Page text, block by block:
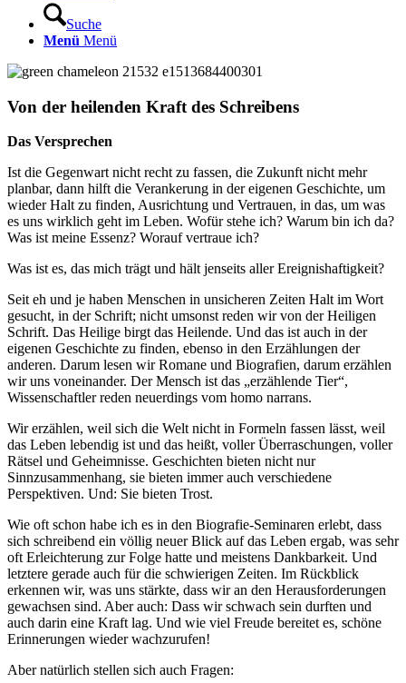
Suche
Menü Menü
Von der heilenden Kraft des Schreibens
Das Versprechen
Ist die Gegenwart nicht recht zu fassen, die Zukunft nicht mehr
planbar, dann hilft die Verankerung in der eigenen Geschichte, um
wieder Halt zu finden, Ausrichtung und Vertrauen, in das, um was
es uns wirklich geht im Leben. Wofür stehe ich? Warum bin ich da?
Was ist meine Essenz? Worauf vertraue ich?
Was ist es, das mich trägt und hält jenseits aller Ereignishaftigkeit?
Seit eh und je haben Menschen in unsicheren Zeiten Halt im Wort
gesucht, in der Schrift; nicht umsonst reden wir von der Heiligen
Schrift. Das Heilige birgt das Heilende. Und das ist auch in der
eigenen Geschichte zu finden, ebenso in den Erzählungen der
anderen. Darum lesen wir Romane und Biografien, darum erzählen
wir uns voneinander. Der Mensch ist das „erzählende Tier“,
Wissenschaftler reden neuerdings vom homo narrans.
Wir erzählen, weil sich die Welt nicht in Formeln fassen lässt, weil
das Leben lebendig ist und das heißt, voller Überraschungen, voller
Rätsel und Geheimnisse. Geschichten bieten nicht nur
Sinnzusammenhang, sie bieten immer auch verschiedene
Perspektiven. Und: Sie bieten Trost.
Wie oft schon habe ich es in den Biografie-Seminaren erlebt, dass
sich schreibend ein völlig neuer Blick auf das Leben ergab, was sehr
oft Erleichterung zur Folge hatte und meistens Dankbarkeit. Und
letztere gerade auch für die schwierigen Zeiten. Im Rückblick
erkennen wir, was uns stärkte, dass wir an den Herausforderungen
gewachsen sind. Aber auch: Dass wir schwach sein durften und
auch darin eine Kraft lag. Und wie viel Freude bereitet es, schöne
Erinnerungen wieder wachzurufen!
Aber natürlich stellen sich auch Fragen: